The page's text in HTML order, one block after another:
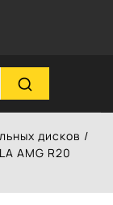
дисков /
AMG R20